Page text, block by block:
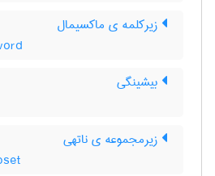
زیرکلمه ی ماکسیمال
بیشینگی
زیرمجموعه ی ناتهی